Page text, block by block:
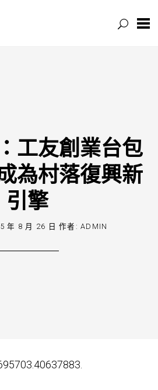
工友創業台包
為村落復興新
引擎
年 8 月 26 日 作者:ADMIN